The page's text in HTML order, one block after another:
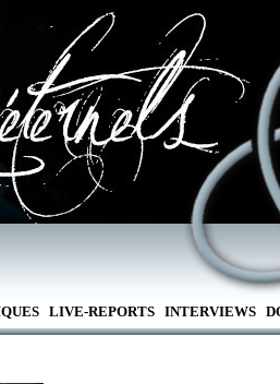
LIVE-REPORTS INTERVIEWS